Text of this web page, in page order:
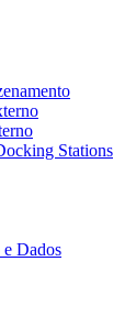
Stations
Dados